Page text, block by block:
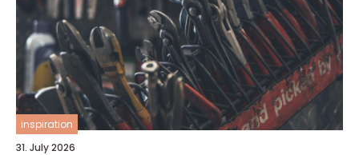
inspiration
31. July 2026